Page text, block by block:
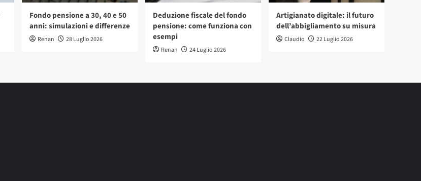
Fondo pensione a 30, 40 e 50
anni: simulazioni e differenze
Renan 28 Luglio 2026
Deduzione fiscale del fondo
pensione: come funziona con
esempi
Renan 24 Luglio 2026
Artigianato digitale: il futuro
dell’abbigliamento su misura
Claudio 22 Luglio 2026